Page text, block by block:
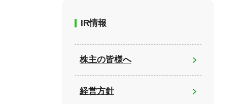
IR情報
株主の皆様へ
経営方針